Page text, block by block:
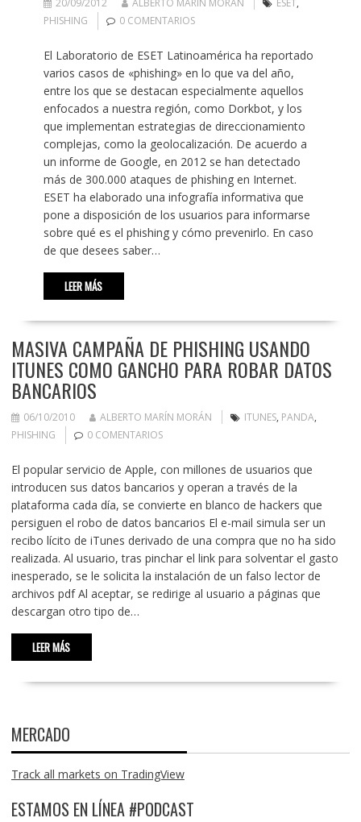
PHISHING
0 COMENTARIOS
El Laboratorio de ESET Latinoamérica ha reportado
varios casos de «phishing» en lo que va del año,
entre los que se destacan especialmente aquellos
enfocados a nuestra región, como Dorkbot, y los
que implementan estrategias de direccionamiento
complejas, como la geolocalización. De acuerdo a
un informe de Google, en 2012 se han detectado
más de 300.000 ataques de phishing en Internet.
ESET ha elaborado una infografía informativa que
pone a disposición de los usuarios para informarse
sobre qué es el phishing y cómo prevenirlo. En caso
de que desees saber…
LEER MÁS
MASIVA CAMPAÑA DE PHISHING USANDO
ITUNES COMO GANCHO PARA ROBAR DATOS
BANCARIOS
06/10/2010 ALBERTO MARÍN MORÁN ITUNES, PANDA,
PHISHING
0 COMENTARIOS
El popular servicio de Apple, con millones de usuarios que
introducen sus datos bancarios y operan a través de la
plataforma cada día, se convierte en blanco de hackers que
persiguen el robo de datos bancarios El e-mail simula ser un
recibo lícito de iTunes derivado de una compra que no ha sido
realizada. Al usuario, tras pinchar el link para solventar el gasto
inesperado, se le solicita la instalación de un falso lector de
archivos pdf Al aceptar, se redirige al usuario a páginas que
descargan otro tipo de…
LEER MÁS
MERCADO
Track all markets on TradingView
ESTAMOS EN LÍNEA #PODCAST